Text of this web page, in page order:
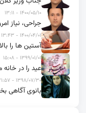
۱۴۰۰/۰۵/۱۰ - ۱۳:۱۱
جراحی، نیاز
۱۴۰۰/۰۴/۰۱ - ۱۳:۴۳
آستین ها را
۱۳۹۹/۰۱/۰۱ - ۱۵:۰۸
عید را در
۱۳۹۸/۰۷/۳۰ - ۲۱:۵۷
بانوی آگاهی